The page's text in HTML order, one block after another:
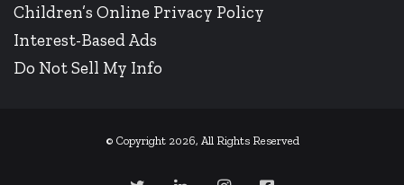
Children’s Online Privacy Policy
Interest-Based Ads
Do Not Sell My Info
© Copyright 2026, All Rights Reserved